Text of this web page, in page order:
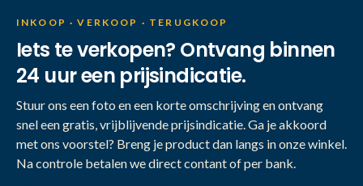
INKOOP · VERKOOP · TERUGKOOP
Iets te verkopen? Ontvang binnen
24 uur een prijsindicatie.
Stuur ons een foto en een korte omschrijving en ontvang
snel een gratis, vrijblijvende prijsindicatie. Ga je akkoord
met ons voorstel? Breng je product dan langs in onze winkel.
Na controle betalen we direct contant of per bank.